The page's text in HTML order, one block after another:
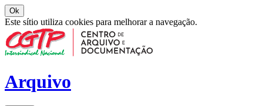
Ok
Este sítio utiliza cookies para melhorar a navegação.
Arquivo